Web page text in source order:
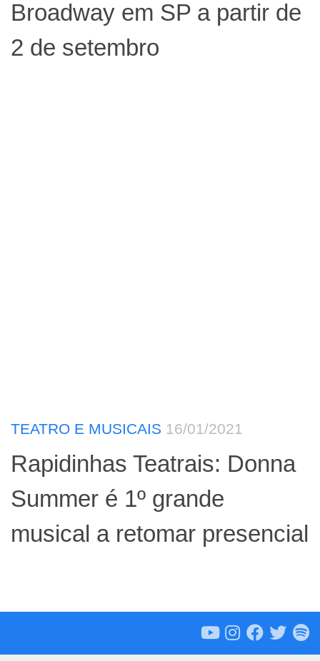
Broadway em SP a partir de
2 de setembro
TEATRO E MUSICAIS 16/01/2021
Rapidinhas Teatrais: Donna
Summer é 1º grande
musical a retomar presencial